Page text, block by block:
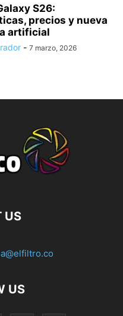
S26:
precios y nueva
artificial
- 7 marzo, 2026
US
US